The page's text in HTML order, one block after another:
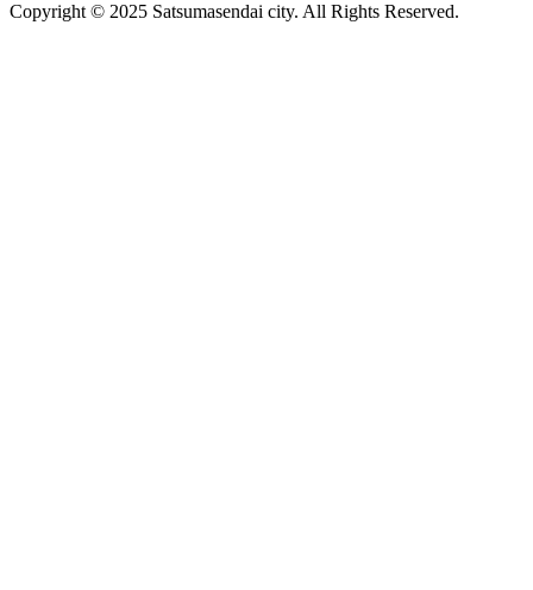
Copyright © 2025 Satsumasendai city. All Rights Reserved.